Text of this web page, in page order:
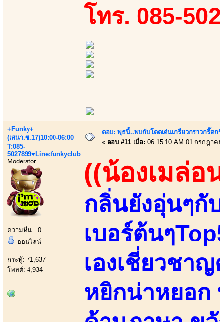
โทร. 085-
+Funky+
(เสนา.ซ.17)10:00-06:00
T:085-
5027899♥Line:funkyclub
Moderator
ความหื่น : 0
ออนไลน์
กระทู้: 71,637
โพสต์: 4,934
ตอบ: พุธนี้..พบกับโดดเด่นเกรียวกราวกรี๊
« ตอบ #11 เมื่อ: 06:15:10 AM 01 กรกฎาค
((น้องเมล่อ
กลิ่นยังอุ่นๆกั
เบอร์ต้นๆ
เองเชี่ยวชา
หยิกน่าหยอก